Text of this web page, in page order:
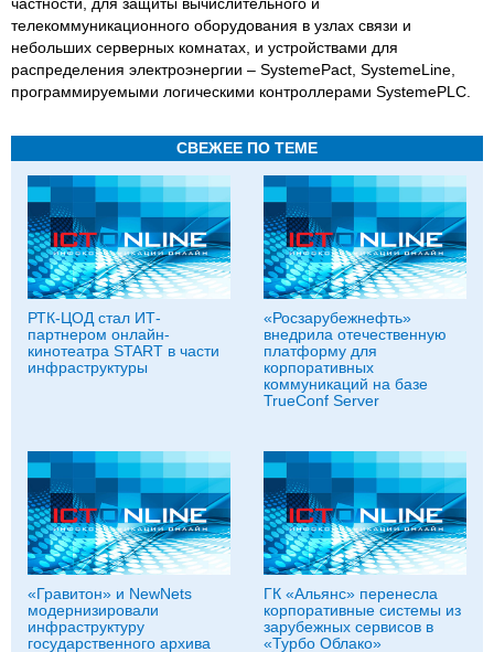
телекоммуникационного оборудования в узлах связи и
небольших серверных комнатах, и устройствами для
распределения электроэнергии – SystemePact, SystemeLine,
программируемыми логическими контроллерами SystemePLC.
СВЕЖЕЕ ПО ТЕМЕ
РТК-ЦОД стал ИТ-
партнером онлайн-
кинотеатра START в части
инфраструктуры
«Росзарубежнефть»
внедрила отечественную
платформу для
корпоративных
коммуникаций на базе
TrueConf Server
«Гравитон» и NewNets
модернизировали
инфраструктуру
государственного архива
ГК «Альянс» перенесла
корпоративные системы из
зарубежных сервисов в
«Турбо Облако»